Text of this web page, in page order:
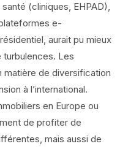
(cliniques, EHPAD),
e-
aurait pu mieux
Les
matière de diversification
à l’international.
en Europe ou
de profiter de
mais aussi de